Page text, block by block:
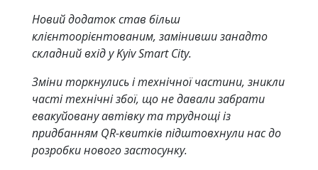
Новий додаток став більш
клієнтоорієнтованим, замінивши занадто
складний вхід у Kyiv Smart City.
Зміни торкнулись і технічної частини, зникли
часті технічні збої, що не давали забрати
евакуйовану автівку та труднощі із
придбанням QR-квитків підштовхнули нас до
розробки нового застосунку.